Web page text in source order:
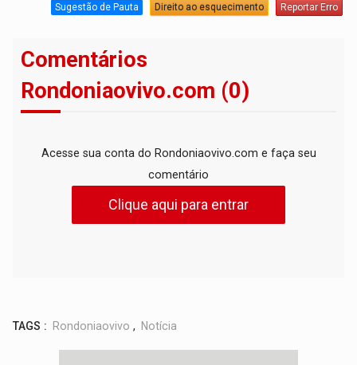
Sugestão de Pauta Direito ao esquecimento Reportar Erro
Comentários
Rondoniaovivo.com (0)
Acesse sua conta do Rondoniaovivo.com e faça seu
comentário
Clique aqui para entrar
TAGS : Rondoniaovivo , Notícia